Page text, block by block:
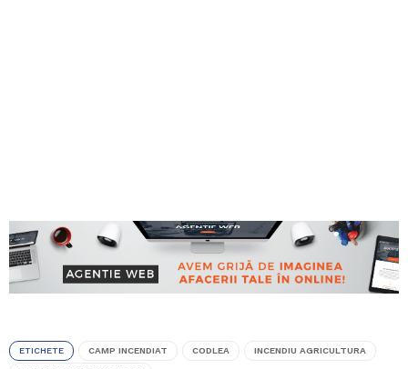
ETICHETE CAMP INCENDIAT CODLEA INCENDIU AGRICULTURA